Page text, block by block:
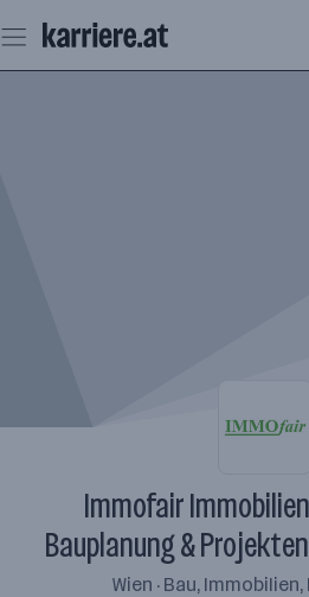
Seiteninhalt
springen
Immofair
Bauplanung &
Wien · Bau,